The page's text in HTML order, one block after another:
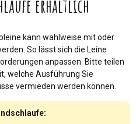
erhältlich
kann wahlweise mit oder
So lässt sich die Leine
anpassen. Bitte teilen
welche Ausführung Sie
vermieden werden können.